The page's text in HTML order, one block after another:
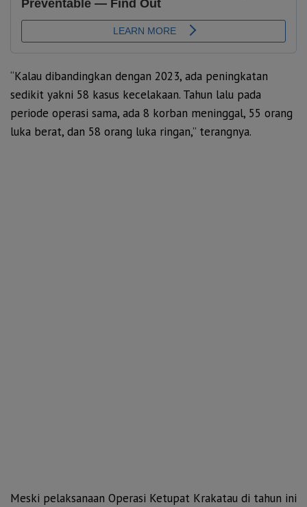
“Kalau dibandingkan dengan 2023, ada peningkatan
sedikit yakni 58 kasus kecelakaan. Tahun lalu pada
periode operasi sama, ada 8 korban meninggal, 55 orang
luka berat, dan 58 orang luka ringan,” terangnya.
Meski pelaksanaan Operasi Ketupat Krakatau di tahun ini